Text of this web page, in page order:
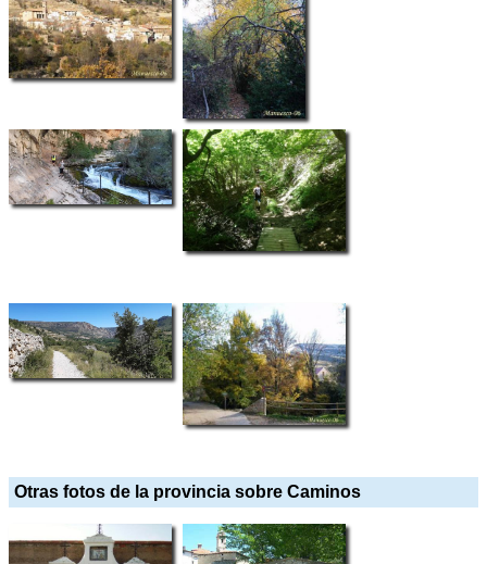
Otras fotos de la provincia sobre Caminos